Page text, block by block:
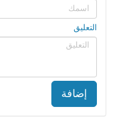
التعليق
إضافة